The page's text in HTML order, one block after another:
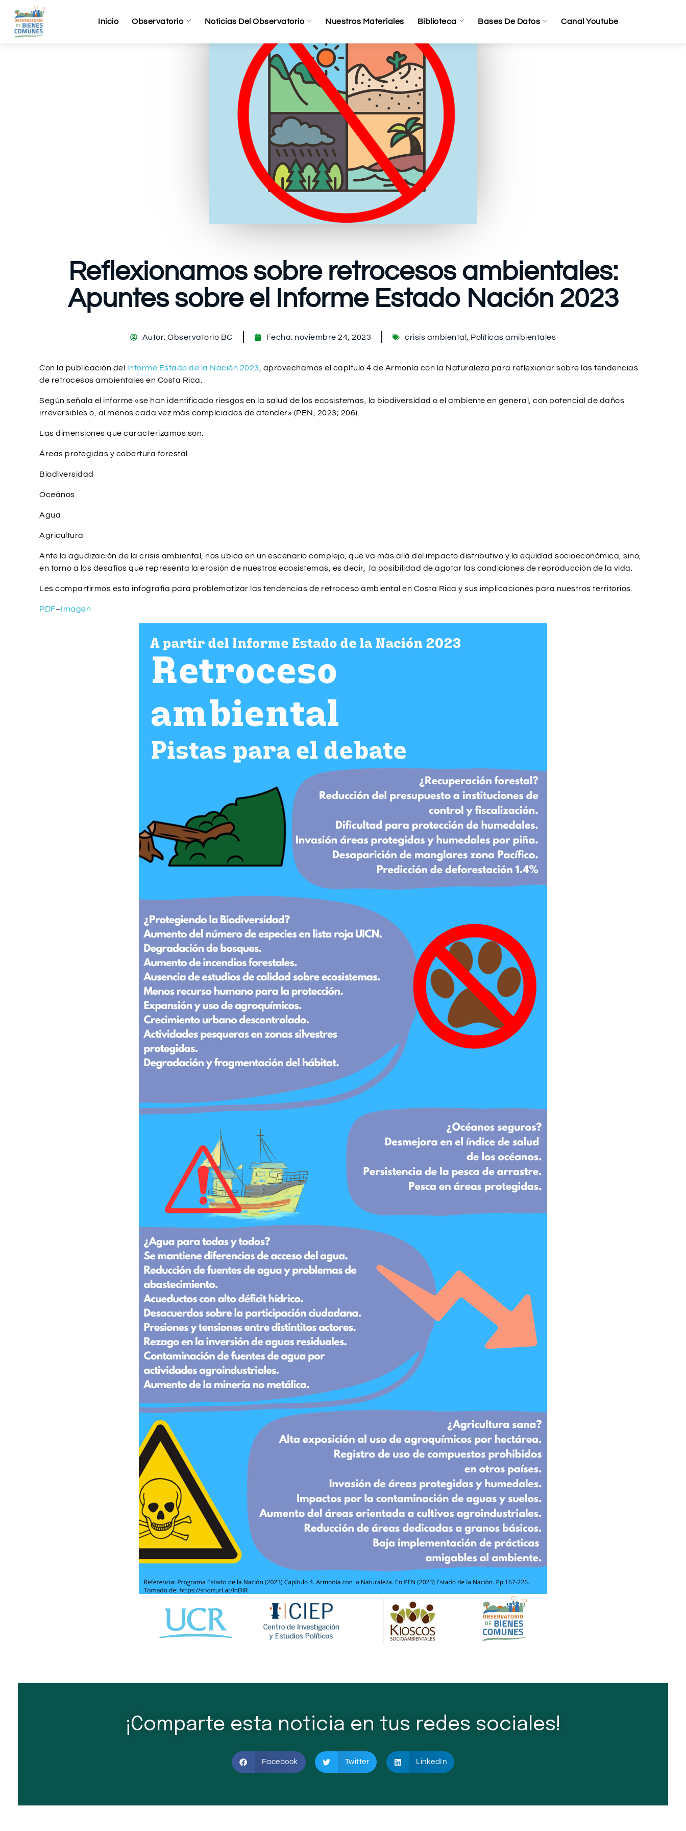
Inicio Observatorio Noticias Del Observatorio Nuestros Materiales Biblioteca Bases De Datos Canal Youtube
Reflexionamos sobre retrocesos ambientales:
Apuntes sobre el Informe Estado Nación 2023
Autor: Observatorio BC Fecha: noviembre 24, 2023 crisis ambiental Políticas amibientales
Con la publicación del Informe Estado de la Nación 2023 , aprovechamos el capítulo 4 de Armonía con la Naturaleza para reflexionar sobre las tendencias
de retrocesos ambientales en Costa Rica.
Según señala el informe «se han identificado riesgos en la salud de los ecosistemas, la biodiversidad o el ambiente en general, con potencial de daños
irreversibles o, al menos cada vez más complciados de atender» (PEN, 2023; 206).
Las dimensiones que caracterizamos son:
Áreas protegidas y cobertura forestal
Biodiversidad
Oceános
Agua
Agricultura
Ante la agudización de la crisis ambiental, nos ubica en un escenario complejo, que va más allá del impacto distributivo y la equidad socioeconómica, sino,
en torno a los desafíos que representa la erosión de nuestros ecosistemas, es decir, la posibilidad de agotar las condiciones de reproducción de la vida.
Les compartirmos esta infografía para problematizar las tendencias de retroceso ambiental en Costa Rica y sus implicaciones para nuestros territorios.
PDF–Imagen
¡Comparte esta noticia en tus redes sociales!
Facebook Twitter LinkedIn